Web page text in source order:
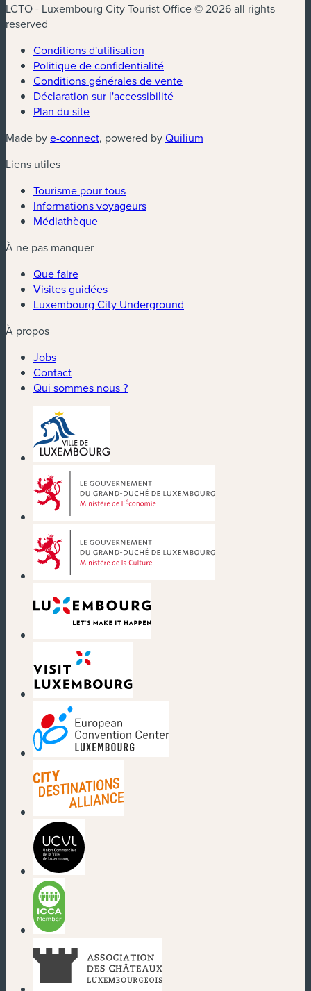
LCTO - Luxembourg City Tourist Office © 2026 all rights
reserved
Conditions d'utilisation
Politique de confidentialité
Conditions générales de vente
Déclaration sur l'accessibilité
Plan du site
Made bye-connect(nouvelle fenêtre)
, powered byQuilium
Liens utiles
Tourisme pour tous
Informations voyageurs
Médiathèque
À ne pas manquer
Que faire
Visites guidées
Luxembourg City Underground
À propos
Jobs
Contact
Qui sommes nous ?